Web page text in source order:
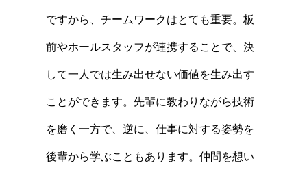
ですから、チームワークはとても重要。板
前やホールスタッフが連携することで、決
して一人では生み出せない価値を生み出す
ことができます。先輩に教わりながら技術
を磨く一方で、逆に、仕事に対する姿勢を
後輩から学ぶこともあります。仲間を想い